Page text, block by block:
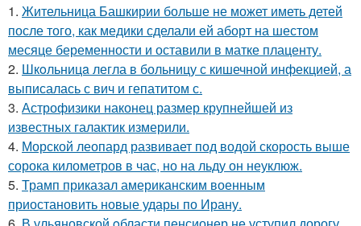
1. Жительница Башкирии больше не может иметь детей
после того, как медики сделали ей аборт на шестом
месяце беременности и оставили в матке плаценту.
2. Шкoльницa легла в больницу с кишечной инфекцией, а
выписалась с вич и гепатитом с.
3. Астрофизики наконец размер крупнейшей из
известных галактик измерили.
4. Морской леопард развивает под водой скорость выше
сорока километров в час, но на льду он неуклюж.
5. Трамп приказал американским военным
приостановить новые удары по Ирану.